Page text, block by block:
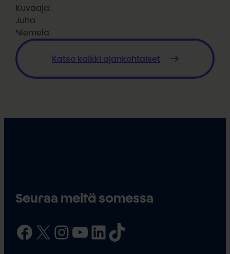
Kuvaaja:
Juha
Niemelä.
Katso kaikki ajankohtaiset
Seuraa meitä somessa
Facebook X InstagramYouTube LinkedIn TikTok